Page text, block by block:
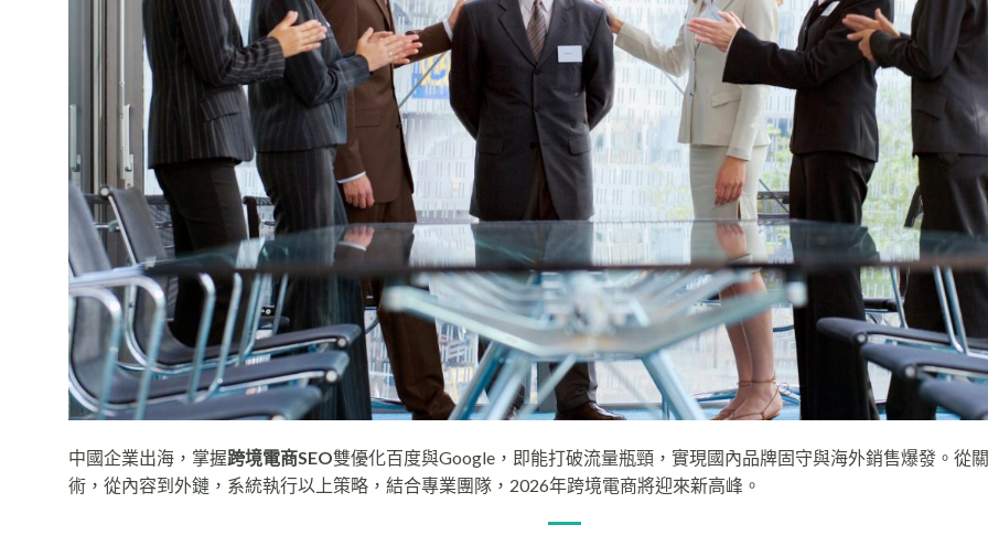
中國企業出海，掌握跨境電商SEO雙優化百度與Google，即能打破流量瓶頸，實現國內品牌固守與海外銷售爆發。從
術，從內容到外鏈，系統執行以上策略，結合專業團隊，2026年跨境電商將迎來新高峰。